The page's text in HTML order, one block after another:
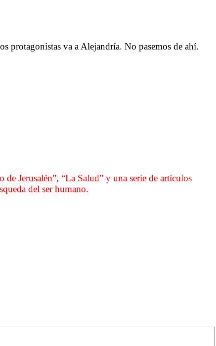
protagonistas va a Alejandría. No pasemos de ahí.
Jerusalén”, “La Salud” y una serie de artículos
del ser humano.